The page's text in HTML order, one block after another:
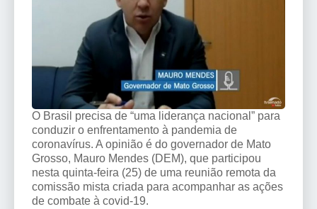
O Brasil precisa de “uma liderança nacional” para
conduzir o enfrentamento à pandemia de
coronavírus. A opinião é do governador de Mato
Grosso, Mauro Mendes (DEM), que participou
nesta quinta-feira (25) de uma reunião remota da
comissão mista criada para acompanhar as ações
de combate à covid-19.